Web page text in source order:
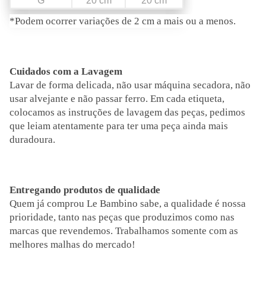
*Podem ocorrer variações de 2 cm a mais ou a menos.
Cuidados com a Lavagem
Lavar de forma delicada, não usar máquina secadora, não
usar alvejante e não passar ferro. Em cada etiqueta,
colocamos as instruções de lavagem das peças, pedimos
que leiam atentamente para ter uma peça ainda mais
duradoura.
Entregando produtos de qualidade
Quem já comprou Le Bambino sabe, a qualidade é nossa
prioridade, tanto nas peças que produzimos como nas
marcas que revendemos. Trabalhamos somente com as
melhores malhas do mercado!